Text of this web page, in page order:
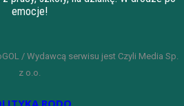
emocje!
/ Wydawcą serwisu jest Czyli Media Sp.
z o.o.